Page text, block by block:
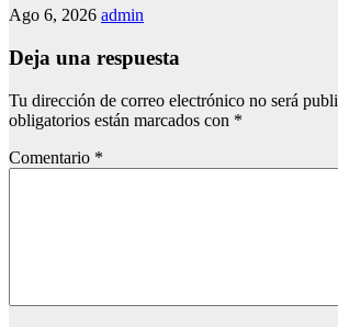
Ago 6, 2026 admin
Deja una respuesta
Tu dirección de correo electrónico no será
obligatorios están marcados con *
Comentario *